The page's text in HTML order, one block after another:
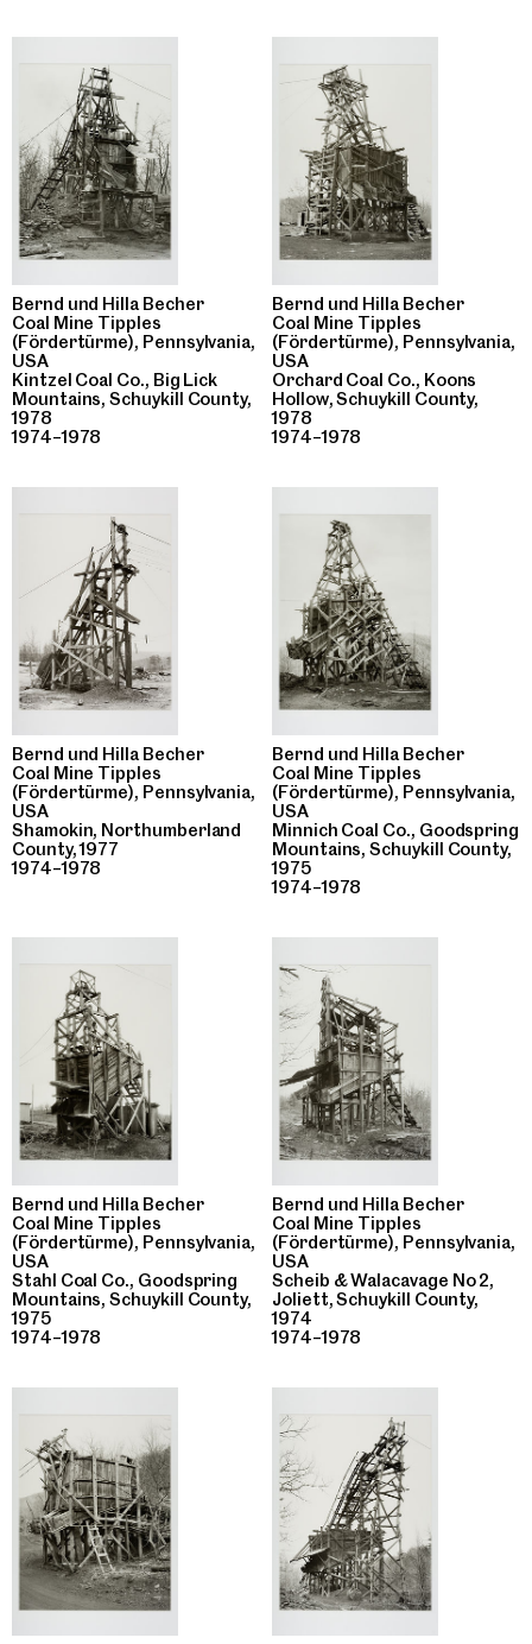
Bernd und Hilla Becher
Coal Mine Tipples
(Fördertürme), Pennsylvania,
USA
Kintzel Coal Co., Big Lick
Mountains, Schuykill County,
1978
1974–1978
Bernd und Hilla Becher
Coal Mine Tipples
(Fördertürme), Pennsylvania,
USA
Orchard Coal Co., Koons
Hollow, Schuykill County,
1978
1974–1978
Bernd und Hilla Becher
Coal Mine Tipples
(Fördertürme), Pennsylvania,
USA
Shamokin, Northumberland
County, 1977
1974–1978
Bernd und Hilla Becher
Coal Mine Tipples
(Fördertürme), Pennsylvania,
USA
Minnich Coal Co., Goodspring
Mountains, Schuykill County,
1975
1974–1978
Bernd und Hilla Becher
Coal Mine Tipples
(Fördertürme), Pennsylvania,
USA
Stahl Coal Co., Goodspring
Mountains, Schuykill County,
1975
1974–1978
Bernd und Hilla Becher
Coal Mine Tipples
(Fördertürme), Pennsylvania,
USA
Scheib & Walacavage No 2,
Joliett, Schuykill County,
1974
1974–1978